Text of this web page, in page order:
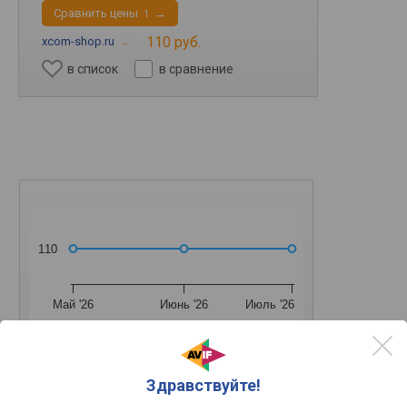
Здравствуйте!
Cравнить цены 1 →
xcom-shop.ru → 110 руб.
в список в сравнение
Средняя цена
Май '26 Июнь '26 Июль '26
110